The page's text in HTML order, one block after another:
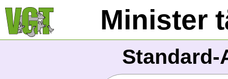
Minister
Standard-